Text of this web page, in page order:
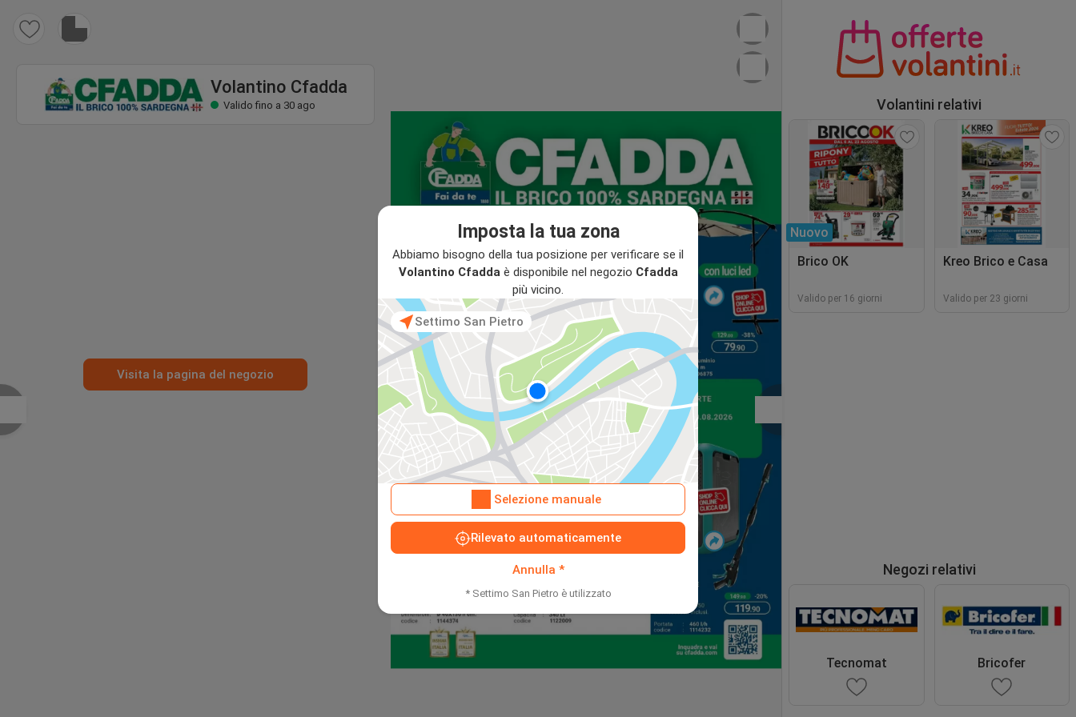
Imposta la tua zona
Abbiamo bisogno della tua posizione per verificare se il
Volantino Cfaddaè disponibile nel negozio Cfadda
più vicino.
Settimo San Pietro
Selezione manuale
Rilevato automaticamente
Annulla *
* Settimo San Pietro è utilizzato
Volantino Cfadda
Volantino Cfadda
Valido fino a 30 ago
Visita la pagina del negozio
Volantini relativi
Nuovo
Brico OK
Valido per 16 giorni
Kreo Brico e Casa
Valido per 23 giorni
Negozi relativi
Tecnomat Bricofer